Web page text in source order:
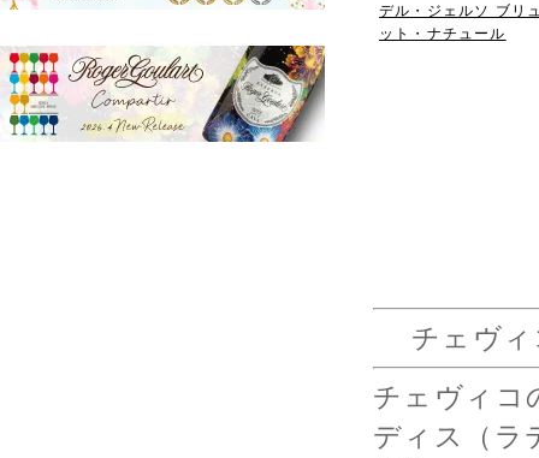
デル・ジェルソ ブリ
ット・ナチュール
チェヴィ
チェヴィコ
ディス（ラ